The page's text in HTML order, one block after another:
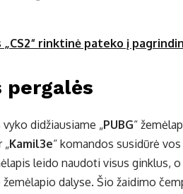
„CS2“ rinktinė pateko į
pergalės
didžiausiame „PUBG“
„Kamil3e“ komandos susidūrė
leido naudoti visus ginklus,
dalyse. Šio žaidimo